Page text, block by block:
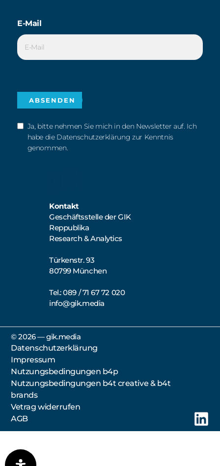
E-Mail
Ja, bitte nehmen Sie mich in den Newsletter auf. Ich
habe die Datenschutzerklärung zur Kenntnis
genommen.
Kontakt
Geschäftsstelle der GIK
Reppublika
Research & Analytics
Türkenstr. 93
80799 München
Tel.: 089 / 71 67 72 020
info@gik.media
©️ 2026 — gik.media
Datenschutzerklärung
Impressum
Nutzungsbedingungen b4p
Nutzungsbedingungen b4t creative & b4t
brands
Vetrag widerrufen
AGB